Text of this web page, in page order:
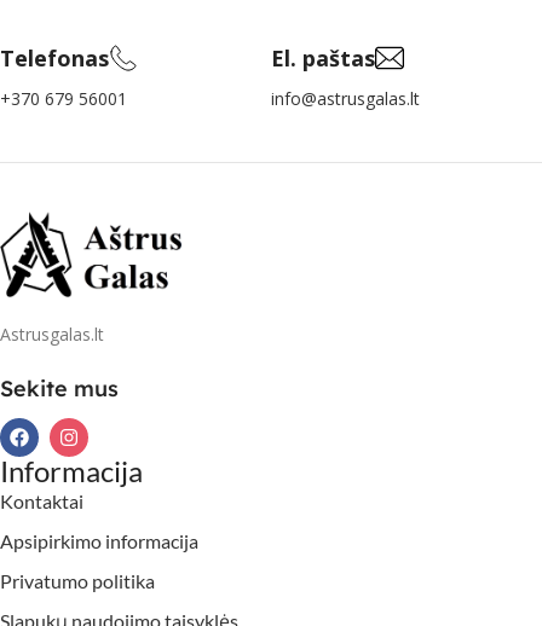
Telefonas
+370 679 56001
El. paštas
info@astrusgalas.lt
Astrusgalas.lt
Sekite mus
Informacija
Kontaktai
Apsipirkimo informacija
Privatumo politika
Slapukų naudojimo taisyklės